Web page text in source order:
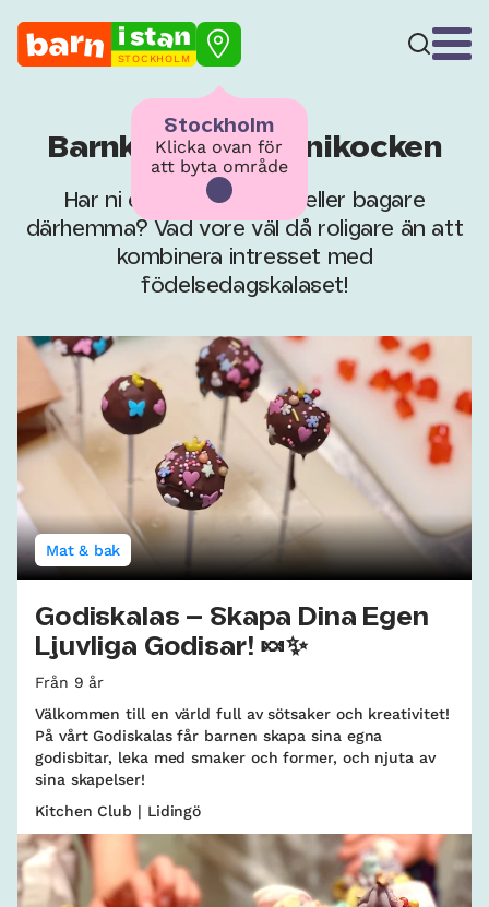
STOCKHOLM
Stockholm
Klicka ovan för
att byta område
Barnkalas för minikocken
Har ni en blivande kock eller bagare
därhemma? Vad vore väl då roligare än att
kombinera intresset med
födelsedagskalaset!
Mat & bak
Godiskalas – Skapa Dina Egen
Ljuvliga Godisar! 🍬✨
Från 9 år
Välkommen till en värld full av sötsaker och kreativitet!
På vårt Godiskalas får barnen skapa sina egna
godisbitar, leka med smaker och former, och njuta av
sina skapelser!
Kitchen Club | Lidingö